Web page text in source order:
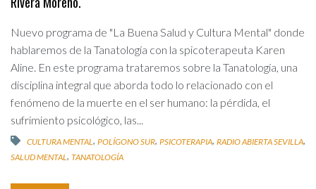
Nuevo programa de "La Buena Salud y Cultura Mental" donde
hablaremos de la Tanatología con la spicoterapeuta Karen
Aline. En este programa trataremos sobre la Tanatología, una
disciplina integral que aborda todo lo relacionado con el
fenómeno de la muerte en el ser humano: la pérdida, el
sufrimiento psicológico, las...
CULTURA MENTAL , POLÍGONO SUR, PSICOTERAPIA, RADIO ABIERTA SEVILLA,
SALUD MENTAL , TANATOLOGÍA